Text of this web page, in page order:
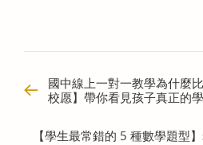
國中線上一對一教學為什麼
校愿】帶你看見孩子真正的
【學生最常錯的 5 種數學題型